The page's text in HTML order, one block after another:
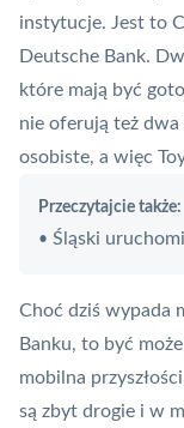
instytucje. Jest to
Deutsche Bank.
które mają być
nie oferują też
osobiste, a więc
Przeczytajcie także:
• Śląski
Choć dziś wypada
Banku, to być
mobilna
są zbyt drogie i w